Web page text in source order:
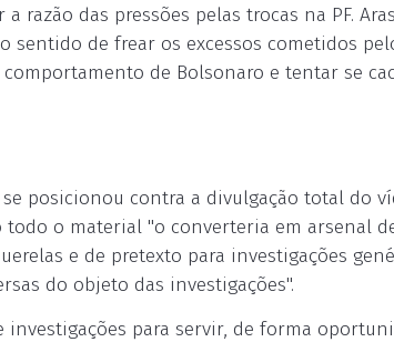
das pressões pelas trocas na PF.
sentido de frear os excessos cometidos
comportamento de Bolsonaro e tentar se
posicionou contra a divulgação total do
o material "o converteria em arsenal
e de pretexto para investigações
do objeto das investigações".
para servir, de forma